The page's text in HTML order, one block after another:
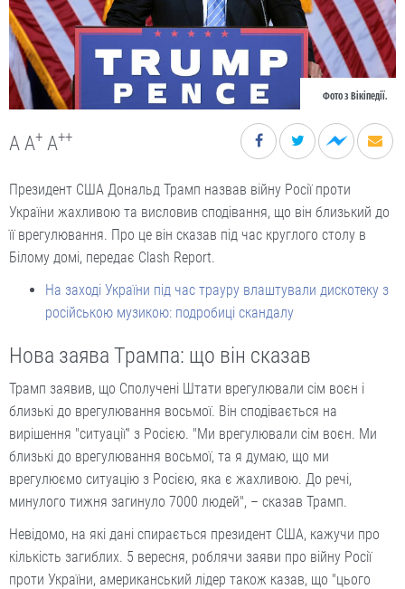
Фото з Вікіпедії.
A A+ A++
Президент США Дональд Трамп назвав війну Росії проти
України жахливою та висловив сподівання, що він близький до
її врегулювання. Про це він сказав під час круглого столу в
Білому домі, передає Clash Report.
На заході України під час трауру влаштували дискотеку з
російською музикою: подробиці скандалу
Нова заява Трампа: що він сказав
Трамп заявив, що Сполучені Штати врегулювали сім воєн і
близькі до врегулювання восьмої. Він сподівається на
вирішення "ситуації" з Росією. "Ми врегулювали сім воєн. Ми
близькі до врегулювання восьмої, та я думаю, що ми
врегулюємо ситуацію з Росією, яка є жахливою. До речі,
минулого тижня загинуло 7000 людей", – сказав Трамп.
Невідомо, на які дані спирається президент США, кажучи про
кількість загиблих. 5 вересня, роблячи заяви про війну Росії
проти України, американський лідер також казав, що "цього